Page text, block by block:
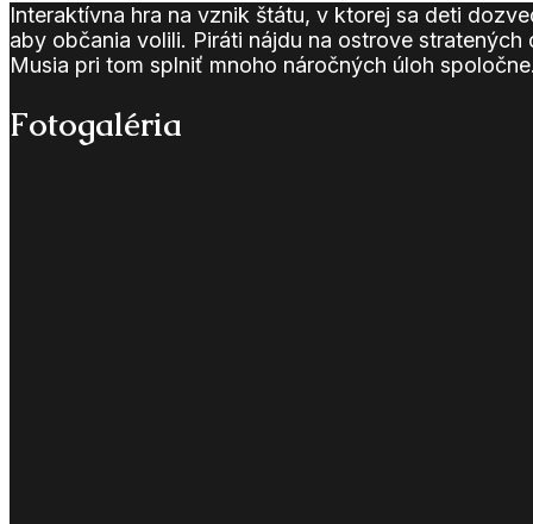
Interaktívna hra na vznik štátu, v ktorej sa deti
aby občania volili. Piráti nájdu na ostrove
Musia pri tom splniť mnoho náročných úloh
Fotogaléria